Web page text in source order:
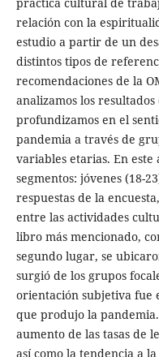
relación con la
estudio a partir de un
distintos tipos de
recomendaciones de la
analizamos los
profundizamos en el
pandemia a través de
variables etarias. En
segmentos: jóvenes (18-
respuestas de la
entre las actividades
libro más mencionado,
segundo lugar, se
surgió de los grupos
orientación subjetiva fue
que produjo la
aumento de las tasas de
así como la tendencia a